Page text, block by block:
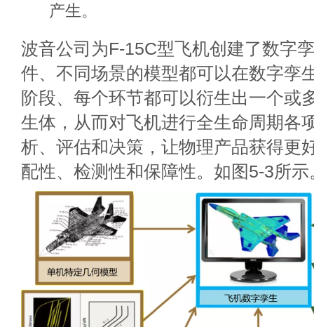
产生。
波音公司为F-15C型飞机创建了数字
件、不同场景的模型都可以在数字孪
阶段、每个环节都可以衍生出一个或
生体，从而对飞机进行全生命周期各
析、评估和决策，让物理产品获得更
配性、检测性和保障性。如图5-3所示